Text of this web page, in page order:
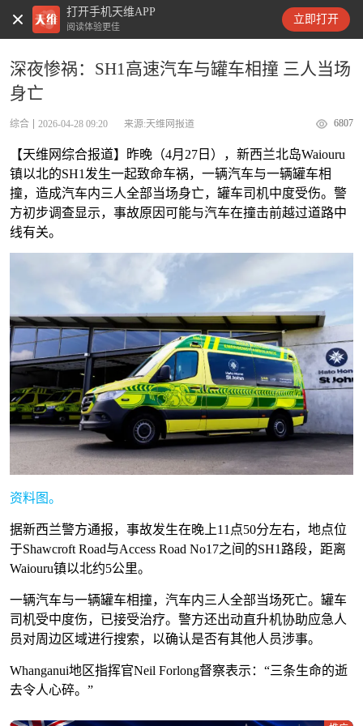
打开手机天维APP
阅读体验更佳
立即打开
天维新闻
深夜惨祸：SH1高速汽车与罐车相撞 三人当场
身亡
综合 2026-04-28 09:20 来源:天维网报道 6807
【天维网综合报道】昨晚（4月27日），新西兰北岛Waiouru
镇以北的SH1发生一起致命车祸，一辆汽车与一辆罐车相
撞，造成汽车内三人全部当场身亡，罐车司机中度受伤。警
方初步调查显示，事故原因可能与汽车在撞击前越过道路中
线有关。
资料图。
据新西兰警方通报，事故发生在晚上11点50分左右，地点位
于Shawcroft Road与Access Road No17之间的SH1路段，距离
Waiouru镇以北约5公里。
一辆汽车与一辆罐车相撞，汽车内三人全部当场死亡。罐车
司机受中度伤，已接受治疗。警方还出动直升机协助应急人
员对周边区域进行搜索，以确认是否有其他人员涉事。
Whanganui地区指挥官Neil Forlong督察表示：“三条生命的逝
去令人心碎。”